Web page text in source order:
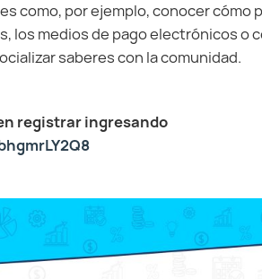
como, por ejemplo, conocer cómo
los medios de pago electrónicos o
saberes con la comunidad.
registrar ingresando